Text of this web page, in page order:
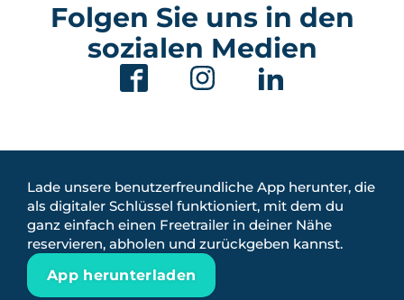
Folgen Sie uns in den
sozialen Medien
Lade unsere benutzerfreundliche App herunter, die
als digitaler Schlüssel funktioniert, mit dem du
ganz einfach einen Freetrailer in deiner Nähe
reservieren, abholen und zurückgeben kannst.
App herunterladen